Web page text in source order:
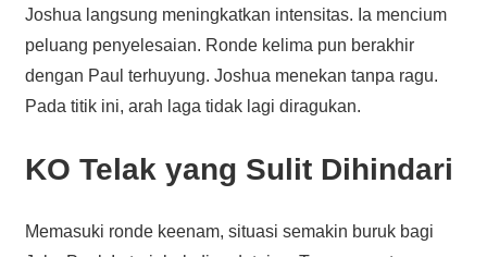
Joshua langsung meningkatkan intensitas. Ia mencium
peluang penyelesaian. Ronde kelima pun berakhir
dengan Paul terhuyung. Joshua menekan tanpa ragu.
Pada titik ini, arah laga tidak lagi diragukan.
KO Telak yang Sulit Dihindari
Memasuki ronde keenam, situasi semakin buruk bagi